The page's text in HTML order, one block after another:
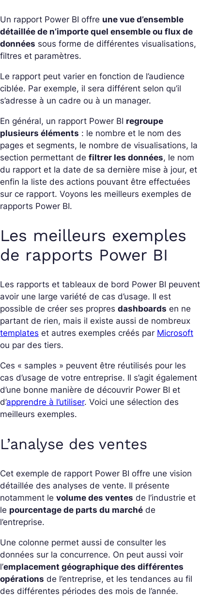
Un rapport Power BI offre une vue d’ensemble
détaillée de n’importe quel ensemble ou flux de
données sous forme de différentes visualisations,
filtres et paramètres.
Le rapport peut varier en fonction de l’audience
ciblée. Par exemple, il sera différent selon qu’il
s’adresse à un cadre ou à un manager.
En général, un rapport Power BI regroupe
plusieurs éléments : le nombre et le nom des
pages et segments, le nombre de visualisations, la
section permettant de filtrer les données, le nom
du rapport et la date de sa dernière mise à jour, et
enfin la liste des actions pouvant être effectuées
sur ce rapport. Voyons les meilleurs exemples de
rapports Power BI.
Les meilleurs exemples
de rapports Power BI
Les rapports et tableaux de bord Power BI peuvent
avoir une large variété de cas d’usage. Il est
possible de créer ses propres dashboards en ne
partant de rien, mais il existe aussi de nombreux
templates et autres exemples créés par Microsoft
ou par des tiers.
Ces « samples » peuvent être réutilisés pour les
cas d’usage de votre entreprise. Il s’agit également
d’une bonne manière de découvrir Power BI et
d’apprendre à l’utiliser. Voici une sélection des
meilleurs exemples.
L’analyse des ventes
Cet exemple de rapport Power BI offre une vision
détaillée des analyses de vente. Il présente
notamment le volume des ventes de l’industrie et
le pourcentage de parts du marché de
l’entreprise.
Une colonne permet aussi de consulter les
données sur la concurrence. On peut aussi voir
l’emplacement géographique des différentes
opérations de l’entreprise, et les tendances au fil
des différentes périodes des mois de l’année.